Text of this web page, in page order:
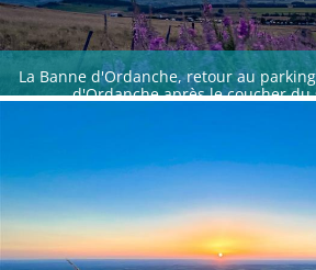
La Banne d'Ordanche, retour au
d'Ordanche après le coucher du